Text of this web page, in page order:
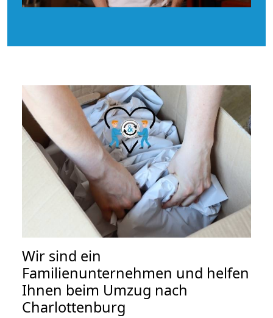
Wir sind ein
Familienunternehmen und helfen
Ihnen beim Umzug nach
Charlottenburg